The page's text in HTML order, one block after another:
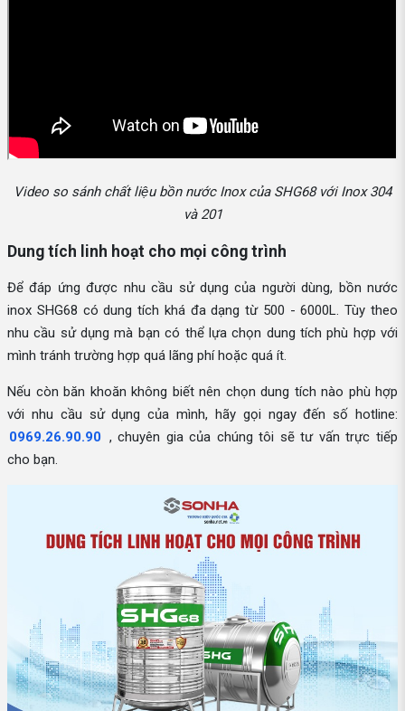
Video so sánh chất liệu bồn nước Inox của SHG68 với Inox 304
và 201
Dung tích linh hoạt cho mọi công trình
Để đáp ứng được nhu cầu sử dụng của người dùng, bồn nước
inox SHG68 có dung tích khá đa dạng từ 500 - 6000L. Tùy theo
nhu cầu sử dụng mà bạn có thể lựa chọn dung tích phù hợp với
mình tránh trường hợp quá lãng phí hoặc quá ít.
Nếu còn băn khoăn không biết nên chọn dung tích nào phù hợp
với nhu cầu sử dụng của mình, hãy gọi ngay đến số hotline:
0969.26.90.90 , chuyên gia của chúng tôi sẽ tư vấn trực tiếp
cho bạn.